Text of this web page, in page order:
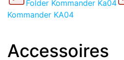
Folder Kommander Ka04
Kommander KA04
Accessoires